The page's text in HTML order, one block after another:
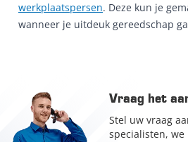
werkplaatspersen. Deze kun je
wanneer je uitdeuk gereedschap
Vraag het
Stel uw vraag
specialisten,